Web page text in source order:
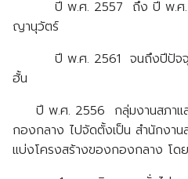
ปี พ.ศ. 2557 ถึง ปี พ.ศ
ญานุวัตร์
ปี พ.ศ. 2561 จนถึงปีปั
ฮั้น
ปี พ.ศ. 2556 กลุ่มงานสภาแล
กองกลาง ไปจัดตั้งเป็น สำนักงาน
แบ่งโครงสร้างของกองกลาง โด